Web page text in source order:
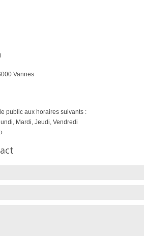
Vannes
public aux horaires suivants :
Mardi, Jeudi, Vendredi